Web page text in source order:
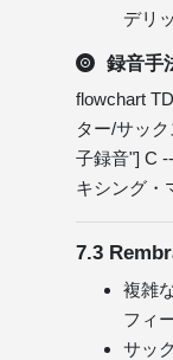
デリ
録音手
flowchart
ター/サッ
子録音"] C
キシング・
7.3
複雑
フィ
サッ